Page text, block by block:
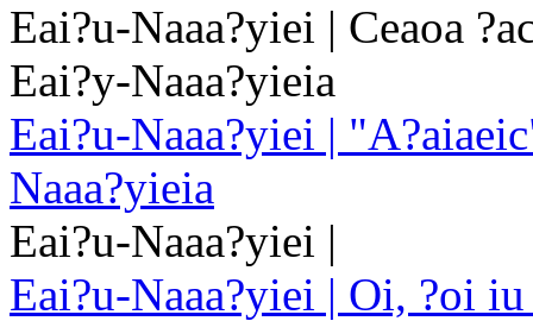
Eai?u-Naaa?yiei | Ceaoa
Eai?y-Naaa?yieia
Eai?u-Naaa?yiei |
Naaa?yieia
Eai?u-Naaa?yiei |
Eai?u-Naaa?yiei | Oi, ?oi